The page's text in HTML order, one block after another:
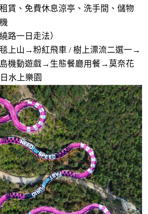
賃、免費休息涼亭、洗手間、儲物
路一日走法）
上山→粉紅飛車 / 樹上漂流二選一→
機動遊戲→生態餐廳用餐→莫奈花
水上樂園